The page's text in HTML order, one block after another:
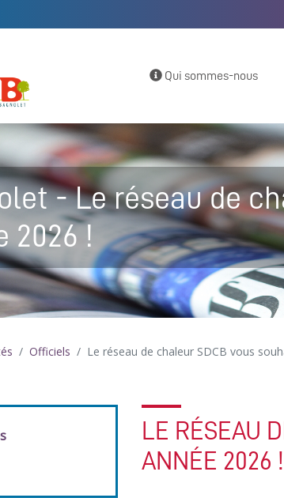
Qui sommes-nous
- Le réseau de
2026 !
Officiels Le réseau de chaleur SDCB vous
LE RÉSEAU
ANNÉE 2026 !